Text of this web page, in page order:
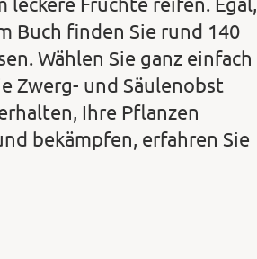
Buch finden Sie rund 140
Wählen Sie ganz einfach
Zwerg- und Säulenobst
Ihre Pflanzen
bekämpfen, erfahren Sie